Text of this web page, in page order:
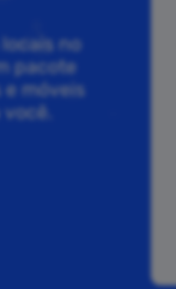
no
pacote
móveis